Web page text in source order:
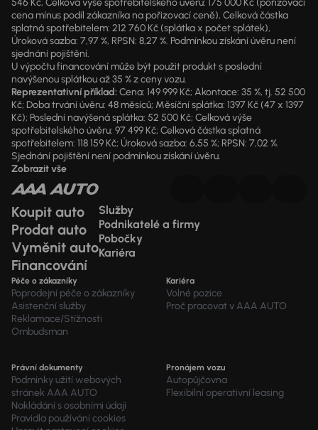
cena mínus podíl zákazníka na pořizovací ceně), Celková částka
splatná spotřebitelem: 212 760 Kč (splátka x počet splátek),
Úroková sazba: 7,97 %, RPSN: 8,27 %. Podmínkou získání úvěru není
sjednání pojištění.
U výpočtu financování může být použit produkt s poslední
navýšenou splátkou až 35 % z ceny vozu.
Reprezentativní příklad:Cena: 149 999 Kč; Akontace: 35 %, tj. 52 500
Kč; Doba trvání úvěru: 48 měsíců; Měsíční splátka: 1397 Kč (47 x 1397
Kč); Poslední navýšená splátka: 52 500 Kč; Celková výše
spotřebitelského úvěru: 97 499 Kč; Celková částka splatná
spotřebitelem: 118 159 Kč; Úroková sazba: 6,55 %; RPSN: 7,02 %.
Sjednání pojištění není podmínkou získání úvěru.
Zobrazit vše
Koupit auto
Prodat auto
Vyměnit auto
Financování
Služby
Podnikatelé a firmy
Pobočky
Kariéra
Péče o zákazníky
Poprodejní péče o zákazníky
Asistenční služby
Reklamace/Stížnosti
Ombudsman
Kariéra
Volné pozice
Proč pracovat v AAA AUTO
Právní dokumenty
Podmínky užití webových
stránek AAA AUTO
Nakládání s osobními údaji
Pravidla používání cookies
Pronájem vozu
Autopůjčovna
Flexibilní operativní leasing